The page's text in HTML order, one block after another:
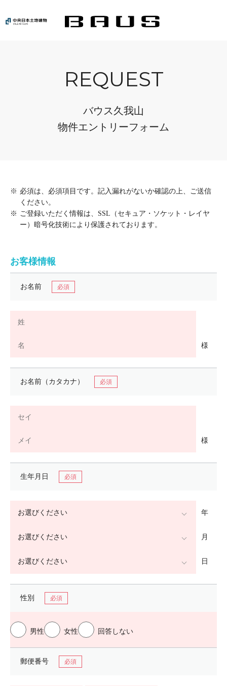
REQUEST
バウス久我山
物件エントリーフォーム
※ 必須は、必須項目です。記入漏れがないか確認の上、ご送信
ください。
※ ご登録いただく情報は、SSL（セキュア・ソケット・レイヤ
ー）暗号化技術により保護されております。
お客様情報
お名前
様
お名前（カタカナ）
様
生年月日
年
月
日
性別
男性 女性 回答しない
郵便番号